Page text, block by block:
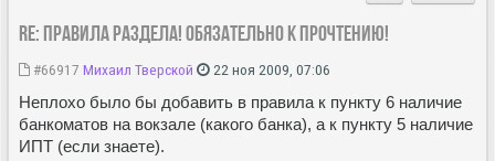
Re: Правила раздела! Обязательно к прочтению!
#66917 Михаил Тверской 22 ноя 2009, 07:06
Неплохо было бы добавить в правила к пункту 6 наличие
банкоматов на вокзале (какого банка), а к пункту 5 наличие
ИПТ (если знаете).